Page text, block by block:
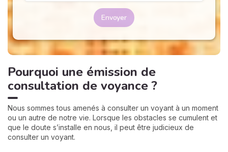
Envoyer
Pourquoi une émission de
consultation de voyance ?
Nous sommes tous amenés à consulter un voyant à un moment
ou un autre de notre vie. Lorsque les obstacles se cumulent et
que le doute s’installe en nous, il peut être judicieux de
consulter un voyant.